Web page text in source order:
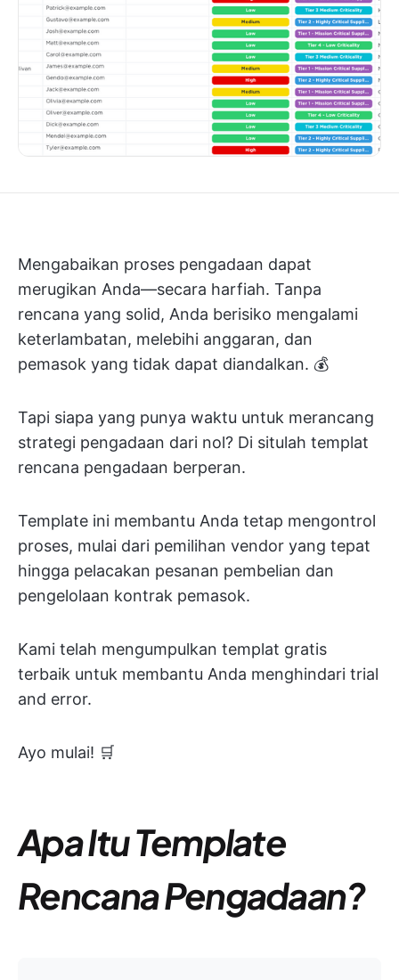
Mengabaikan proses pengadaan dapat
merugikan Anda—secara harfiah. Tanpa
rencana yang solid, Anda berisiko mengalami
keterlambatan, melebihi anggaran, dan
pemasok yang tidak dapat diandalkan. 💰
Tapi siapa yang punya waktu untuk merancang
strategi pengadaan dari nol? Di situlah templat
rencana pengadaan berperan.
Template ini membantu Anda tetap mengontrol
proses, mulai dari pemilihan vendor yang tepat
hingga pelacakan pesanan pembelian dan
pengelolaan kontrak pemasok.
Kami telah mengumpulkan templat gratis
terbaik untuk membantu Anda menghindari trial
and error.
Ayo mulai! 🛒
Apa Itu Template
Rencana Pengadaan?